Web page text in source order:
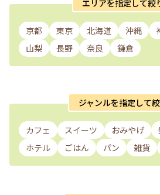
エリアを指定して絞
京都 東京 北海道 沖縄
山梨
長野 奈良 鎌倉
ジャンルを指定して
カフェ スイーツ おみやげ
ホテル
ごはん パン 雑貨